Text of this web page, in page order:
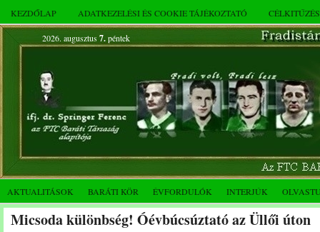
KEZDŐLAP ADATKEZELÉSI ÉS COOKIE TÁJÉKOZTATÓ
2026. augusztus 7.péntek
AKTUALITÁSOK BARÁTI KÖR ÉVFORDULÓK INTERJÚK
Micsoda különbség! Óévbúcsúztató az Üllői úton